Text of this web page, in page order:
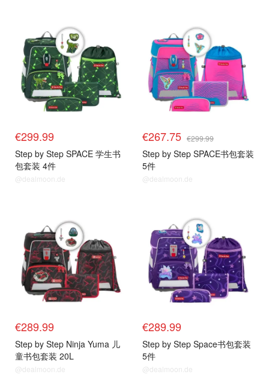
€299.99
Step by Step SPACE 学生书
包套装 4件
@dealmoon.de
€267.75 €299.99
Step by Step SPACE书包套装
5件
@dealmoon.de
€289.99
Step by Step Ninja Yuma 儿
童书包套装 20L
@dealmoon.de
€289.99
Step by Step Space书包套装
5件
@dealmoon.de